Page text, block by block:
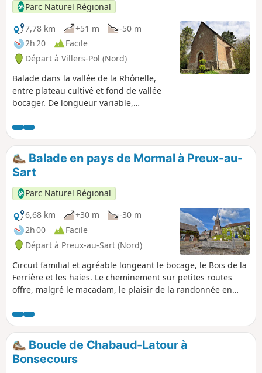
Parc Naturel Régional
7,78 km
+51 m
-50 m
2h 20
Facile
Départ à Villers-Pol (Nord)
Balade dans la vallée de la Rhônelle,
entre plateau cultivé et fond de vallée
bocager. De longueur variable,
familiale. Meilleure période d’avril à
septembre.
Balade en pays de Mormal à Preux-au-
Sart
Parc Naturel Régional
6,68 km
+30 m
-30 m
2h 00
Facile
Départ à Preux-au-Sart (Nord)
Circuit familial et agréable longeant le bocage, le Bois de la
Ferrière et les haies. Le cheminement sur petites routes
offre, malgré le macadam, le plaisir de la randonnée en
Boucle de Chabaud-Latour à
Bonsecours